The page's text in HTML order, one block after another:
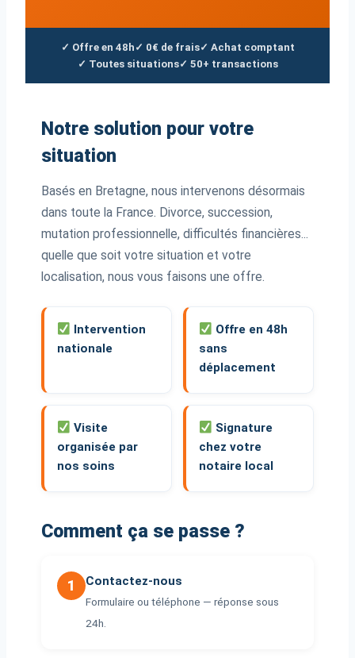
✓ Offre en 48h ✓ 0€ de frais✓ Achat comptant
✓ Toutes situations✓ 50+ transactions
Notre solution pour votre
situation
Basés en Bretagne, nous intervenons désormais
dans toute la France. Divorce, succession,
mutation professionnelle, difficultés financières...
quelle que soit votre situation et votre
localisation, nous vous faisons une offre.
Intervention
nationale
Offre en 48h
sans
déplacement
Visite
organisée par
nos soins
Signature
chez votre
notaire local
Comment ça se passe ?
1 Contactez-nous
Formulaire ou téléphone — réponse sous
24h.